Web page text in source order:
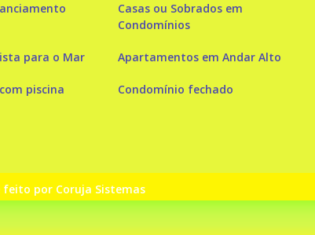
Casas ou Sobrados em
Condomínios
para o Mar Apartamentos em Andar Alto
piscina Condomínio fechado
feito por Coruja Sistemas